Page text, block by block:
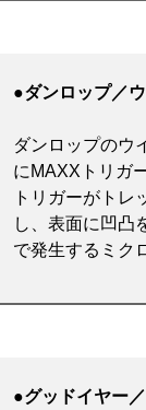
●ダンロップ／
ダンロップのウ
にMAXXトリガ
トリガーがトレ
し、表面に凹凸
で発生するミク
●グッドイヤー